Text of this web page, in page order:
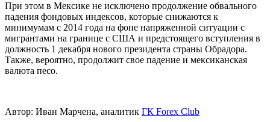
При этом в Мексике не исключено продолжение обвального
падения фондовых индексов, которые снижаются к
минимумам с 2014 года на фоне напряженной ситуации с
мигрантами на границе с США и предстоящего вступления в
должность 1 декабря нового президента страны Обрадора.
Также, вероятно, продолжит свое падение и мексиканская
валюта песо.
Автор: Иван Марчена, аналитик ГК Forex Club